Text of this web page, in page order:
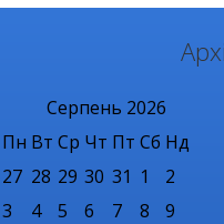
Серпень 2026
Пн Вт Ср Чт Пт Сб Нд
27 28 29 30 31 1
2
3
4 5 6 7 8
9